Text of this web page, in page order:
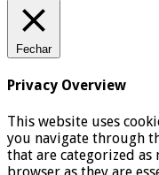
Fechar
Privacy Overview
This website uses
you navigate through
that are categorized as